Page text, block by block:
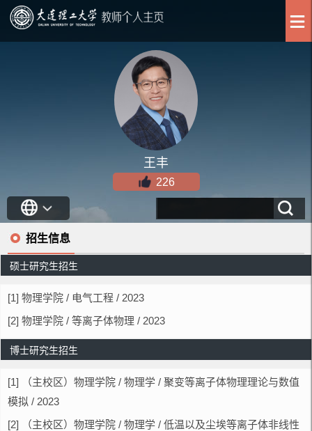
王丰
226
招生信息
硕士研究生招生
[1] 物理学院 / 电气工程 / 2023
[2] 物理学院 / 等离子体物理 / 2023
博士研究生招生
[1] （主校区）物理学院 / 物理学 / 聚变等离子体物理理论与数值
模拟 / 2023
[2] （主校区）物理学院 / 物理学 / 低温以及尘埃等离子体非线性